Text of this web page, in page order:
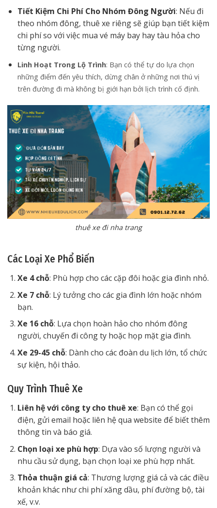
Tiết Kiệm Chi Phí Cho Nhóm Đông Người: Nếu đi
theo nhóm đông, thuê xe riêng sẽ giúp bạn tiết kiệm
chi phí so với việc mua vé máy bay hay tàu hỏa cho
từng người.
Linh Hoạt Trong Lộ Trình: Bạn có thể tự do lựa chọn
những điểm đến yêu thích, dừng chân ở những nơi thú vị
trên đường đi mà không bị giới hạn bởi lịch trình cố định.
thuê xe đi nha trang
Các Loại Xe Phổ Biến
Xe 4 chỗ: Phù hợp cho các cặp đôi hoặc gia đình nhỏ.
Xe 7 chỗ: Lý tưởng cho các gia đình lớn hoặc nhóm
bạn.
Xe 16 chỗ: Lựa chọn hoàn hảo cho nhóm đông
người, chuyến đi công ty hoặc họp mặt gia đình.
Xe 29-45 chỗ: Dành cho các đoàn du lịch lớn, tổ chức
sự kiện, hội thảo.
Quy Trình Thuê Xe
Liên hệ với công ty cho thuê xe: Bạn có thể gọi
điện, gửi email hoặc liên hệ qua website để biết thêm
thông tin và báo giá.
Chọn loại xe phù hợp: Dựa vào số lượng người và
nhu cầu sử dụng, bạn chọn loại xe phù hợp nhất.
Thỏa thuận giá cả: Thương lượng giá cả và các điều
khoản khác như chi phí xăng dầu, phí đường bộ, tài
xế, v.v.